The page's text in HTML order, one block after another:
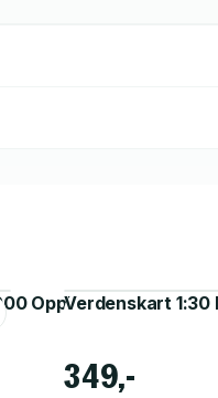
Opplevelsesguide
Verdenskart 1:30
349,-